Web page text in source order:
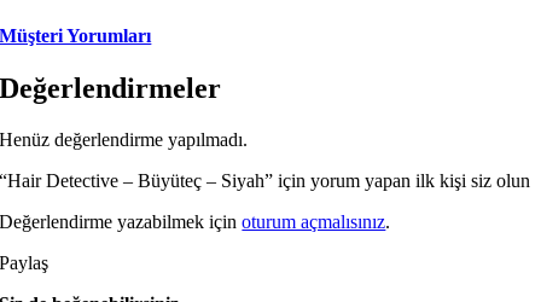
Müşteri Yorumları
Değerlendirmeler
Henüz değerlendirme yapılmadı.
“Hair Detective – Büyüteç – Siyah” için yorum yapan ilk kişi siz olun
Değerlendirme yazabilmek içinoturum açmalısınız.
Paylaş